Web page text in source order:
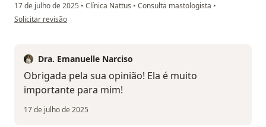
17 de julho de 2025 • Clínica Nattus • Consulta mastologista •
na opinião do utilizador Liliane
Solicitar revisão
Dra. Emanuelle Narciso
Obrigada pela sua opinião! Ela é muito
importante para mim!
17 de julho de 2025